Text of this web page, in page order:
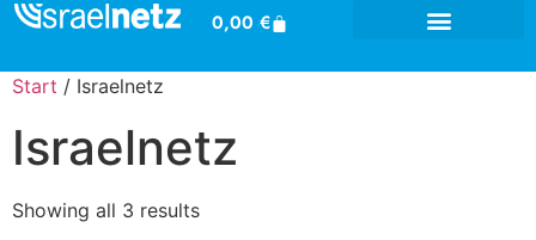
0,00 €
Start / Israelnetz
Israelnetz
Showing all 3 results